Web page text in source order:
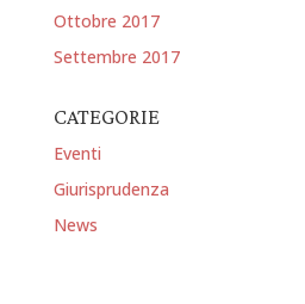
Ottobre 2017
Settembre 2017
CATEGORIE
Eventi
Giurisprudenza
News